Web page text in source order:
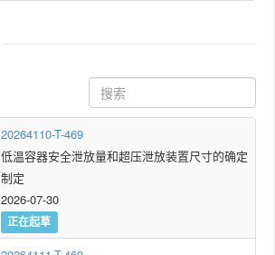
20264110-T-469
低温容器安全泄放量和超压泄放装置尺寸的确定
制定
2026-07-30
正在起草